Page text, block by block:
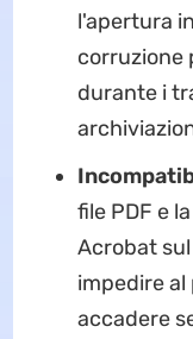
l'apertura
corruzione
durante i
file PDF e
Acrobat
impedire
accadere